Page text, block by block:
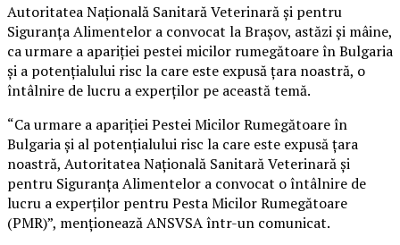
Autoritatea Naţională Sanitară Veterinară şi pentru
Siguranţa Alimentelor a convocat la Braşov, astăzi şi mâine,
ca urmare a apariţiei pestei micilor rumegătoare în Bulgaria
şi a potenţialului risc la care este expusă ţara noastră, o
întâlnire de lucru a experţilor pe această temă.
“Ca urmare a apariţiei Pestei Micilor Rumegătoare în
Bulgaria şi al potenţialului risc la care este expusă ţara
noastră, Autoritatea Naţională Sanitară Veterinară şi
pentru Siguranţa Alimentelor a convocat o întâlnire de
lucru a experţilor pentru Pesta Micilor Rumegătoare
(PMR)”, menţionează ANSVSA într-un comunicat.